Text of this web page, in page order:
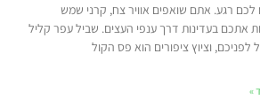
לכם רגע. אתם שואפים אוויר צח, קרני שמש
אתכם בעדינות דרך ענפי העצים. שביל עפר קליל
וציוץ ציפורים הוא פס הקול
»